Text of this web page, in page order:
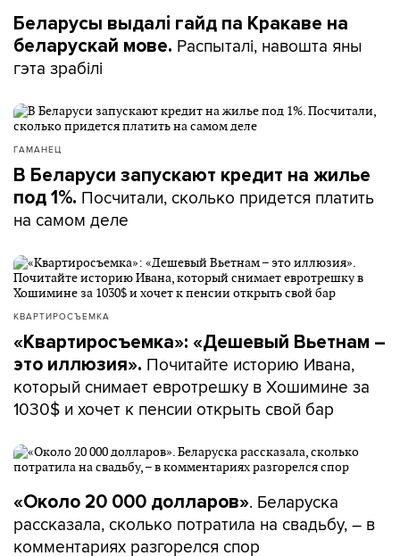
Беларусы выдалі гайд па Кракаве на
беларускай мове. Распыталі, навошта яны
гэта зрабілі
ГАМАНЕЦ
В Беларуси запускают кредит на жилье
под 1%. Посчитали, сколько придется платить
на самом деле
КВАРТИРОСЪЕМКА
«Квартиросъемка»: «Дешевый Вьетнам –
это иллюзия». Почитайте историю Ивана,
который снимает евротрешку в Хошимине за
1030$ и хочет к пенсии открыть свой бар
«Около 20 000 долларов». Беларуска
рассказала, сколько потратила на свадьбу, – в
комментариях разгорелся спор